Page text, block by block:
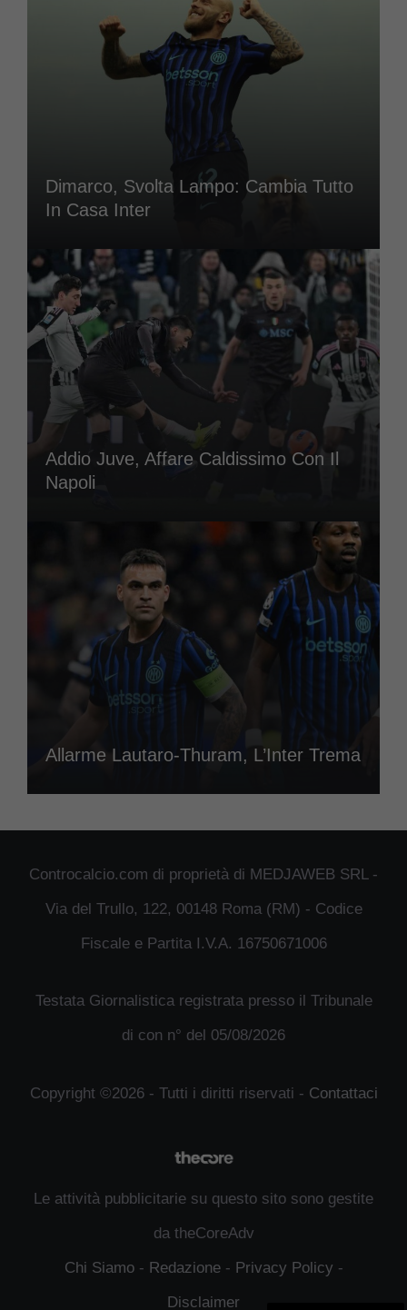
Dimarco, Svolta Lampo: Cambia Tutto
In Casa Inter
Addio Juve, Affare Caldissimo Con Il
Napoli
Allarme Lautaro-Thuram, L’Inter Trema
Controcalcio.com di proprietà di MEDJAWEB SRL -
Via del Trullo, 122, 00148 Roma (RM) - Codice
Fiscale e Partita I.V.A. 16750671006
Testata Giornalistica registrata presso il Tribunale
di con n° del 05/08/2026
Copyright ©2026 - Tutti i diritti riservati - Contattaci
Le attività pubblicitarie su questo sito sono gestite
da theCoreAdv
Chi Siamo- Redazione- Privacy Policy -
Disclaimer